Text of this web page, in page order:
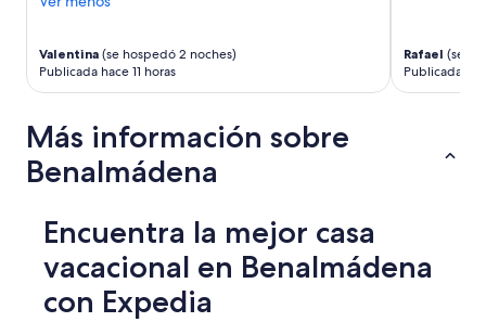
Valentina (se hospedó 2 noches)
Publicada hace 11 horas
Rafael (se
Publicada
Más información sobre
Benalmádena
Encuentra la mejor casa
vacacional en Benalmádena
con Expedia